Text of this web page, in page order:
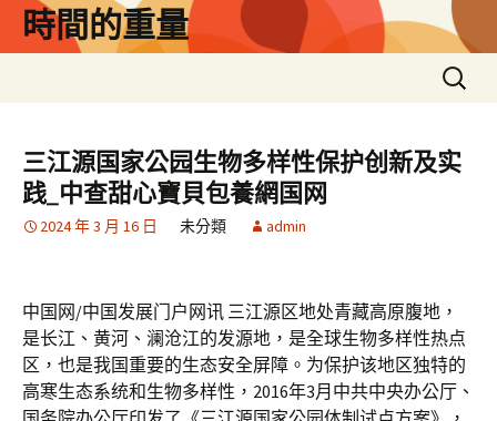
時間的重量
搜
尋
鍵
字:
三江源国家公园生物多样性保护创新及实
践_中查甜心寶貝包養網国网
2024 年 3 月 16 日 未分類 admin
中国网/中国发展门户网讯 三江源区地处青藏高原腹地，
是长江、黄河、澜沧江的发源地，是全球生物多样性热点
区，也是我国重要的生态安全屏障。为保护该地区独特的
高寒生态系统和生物多样性，2016年3月中共中央办公厅、